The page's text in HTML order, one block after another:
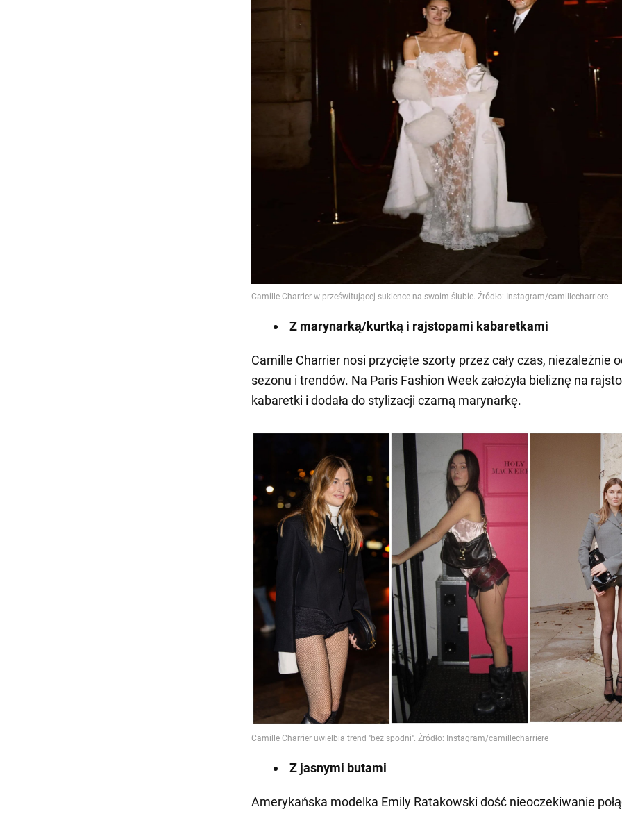
Z marynarką/kurtką i rajstopami kabaretkami
Camille Charrier nosi przycięte szorty przez cały czas, niezależnie
sezonu i trendów. Na Paris Fashion Week założyła bieliznę na
kabaretki i dodała do stylizacji czarną marynarkę.
Z jasnymi butami
Amerykańska modelka Emily Ratakowski dość nieoczekiwanie